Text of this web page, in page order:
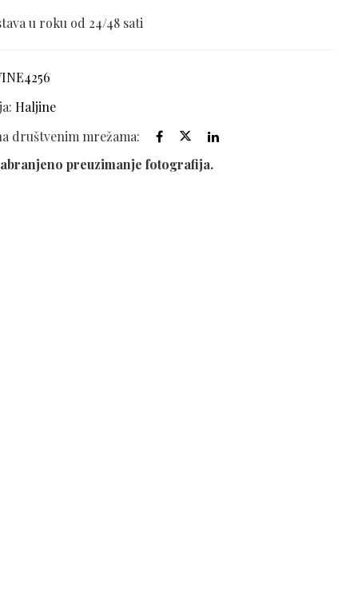
u roku od 24/48 sati
Haljine
društvenim mrežama:
preuzimanje fotografija.